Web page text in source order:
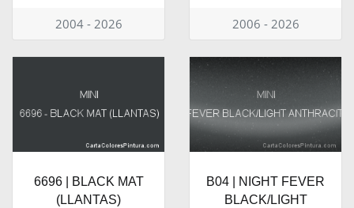
2004 - 2026 2006 - 2026
6696 | BLACK MAT
(LLANTAS)
B04 | NIGHT FEVER
BLACK/LIGHT